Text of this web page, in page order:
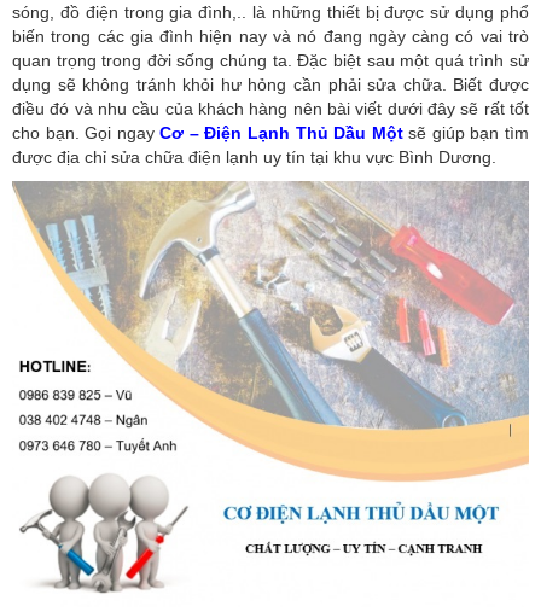
sóng, đồ điện trong gia đình,.. là những thiết bị được sử dụng phổ
biến trong các gia đình hiện nay và nó đang ngày càng có vai trò
quan trọng trong đời sống chúng ta. Đặc biệt sau một quá trình sử
dụng sẽ không tránh khỏi hư hỏng cần phải sửa chữa. Biết được
điều đó và nhu cầu của khách hàng nên bài viết dưới đây sẽ rất tốt
cho bạn. Gọi ngayCơ – Điện Lạnh Thủ Dầu Một sẽ giúp bạn tìm
được địa chỉ sửa chữa điện lạnh uy tín tại khu vực Bình Dương.